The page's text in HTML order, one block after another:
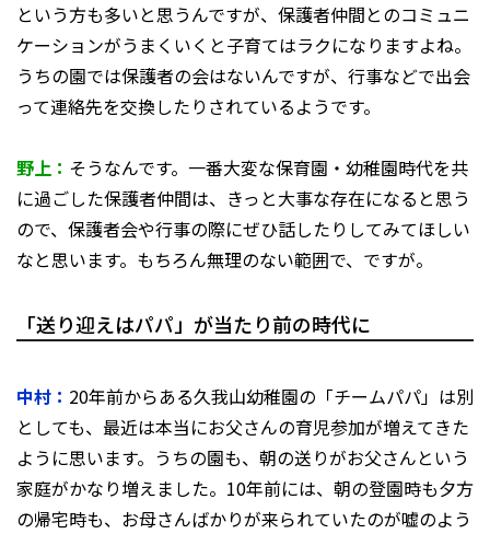
という方も多いと思うんですが、保護者仲間とのコミュニ
ケーションがうまくいくと子育てはラクになりますよね。
うちの園では保護者の会はないんですが、行事などで出会
って連絡先を交換したりされているようです。
野上： そうなんです。一番大変な保育園・幼稚園時代を共
に過ごした保護者仲間は、きっと大事な存在になると思う
ので、保護者会や行事の際にぜひ話したりしてみてほしい
なと思います。もちろん無理のない範囲で、ですが。
「送り迎えはパパ」が当たり前の時代に
中村： 20年前からある久我山幼稚園の「チームパパ」は別
としても、最近は本当にお父さんの育児参加が増えてきた
ように思います。うちの園も、朝の送りがお⽗さんという
家庭がかなり増えました。10年前には、朝の登園時も夕方
の帰宅時も、お母さんばかりが来られていたのが嘘のよう